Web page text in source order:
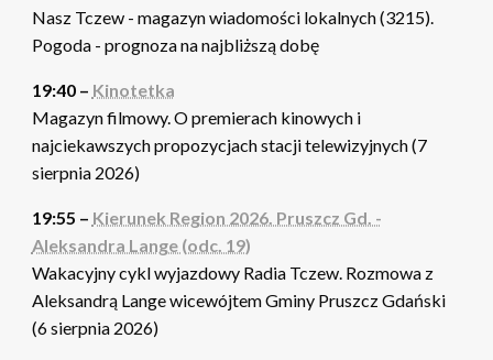
Nasz Tczew - magazyn wiadomości lokalnych (3215).
Pogoda - prognoza na najbliższą dobę
19:40 – Kinotetka
Magazyn filmowy. O premierach kinowych i
najciekawszych propozycjach stacji telewizyjnych (7
sierpnia 2026)
19:55 – Kierunek Region 2026. Pruszcz Gd. -
Aleksandra Lange (odc. 19)
Wakacyjny cykl wyjazdowy Radia Tczew. Rozmowa z
Aleksandrą Lange wicewójtem Gminy Pruszcz Gdański
(6 sierpnia 2026)